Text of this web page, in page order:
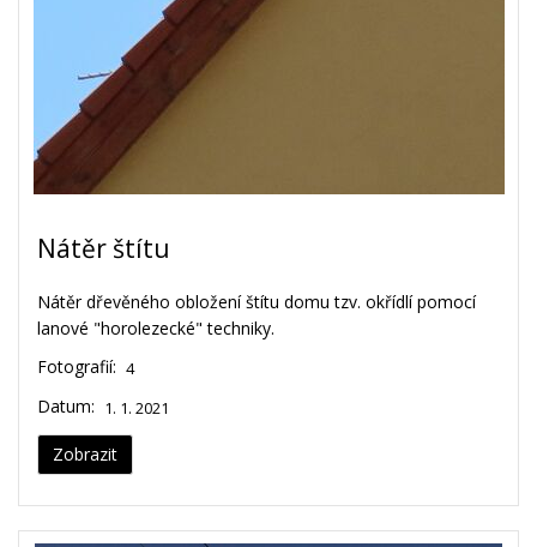
Nátěr štítu
Nátěr dřevěného obložení štítu domu tzv. okřídlí pomocí
lanové "horolezecké" techniky.
Fotografií: 4
Datum: 1. 1. 2021
Zobrazit